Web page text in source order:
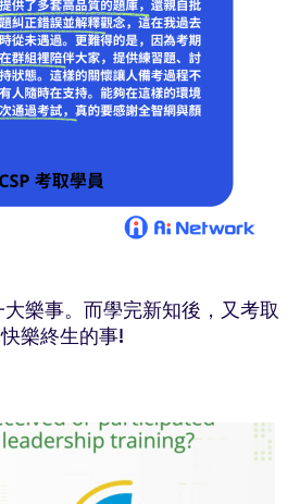
樂事。而學完新知後，又考取
樂終生的事!